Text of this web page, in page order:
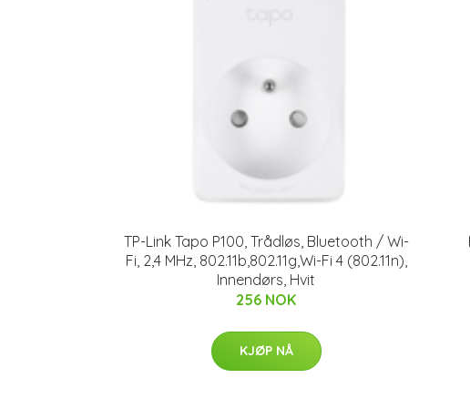
TP-Link Tapo P100, Trådløs, Bluetooth / Wi-
Fi, 2,4 MHz, 802.11b,802.11g,Wi-Fi 4 (802.11n),
Innendørs, Hvit
256 NOK
KJØP NÅ